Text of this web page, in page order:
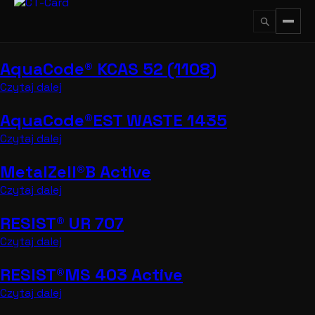
Przejdź
↵
AquaCode® KCAS 52 (1108)
Czytaj dalej
AquaCode®EST WASTE 1435
Czytaj dalej
MetalZell®B Active
Czytaj dalej
RESIST® UR 707
Czytaj dalej
RESIST®MS 403 Active
Czytaj dalej